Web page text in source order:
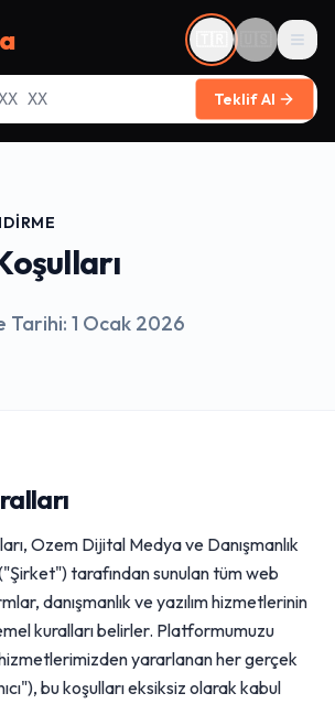
Menü
Teklif Al
Tarihi: 1 Ocak 2026
Ozem Dijital Medya ve Danışmanlık
tarafından sunulan tüm web
danışmanlık ve yazılım hizmetlerinin
kuralları belirler. Platformumuzu
yararlanan her gerçek
bu koşulları eksiksiz olarak kabul